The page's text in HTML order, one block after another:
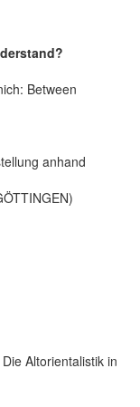
Between
anhand
Altorientalistik in